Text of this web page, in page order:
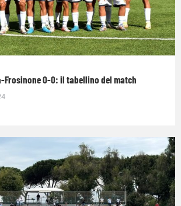
Frosinone 0-0: il tabellino del match